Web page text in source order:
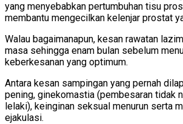
yang menyebabkan pertumbuhan tisu
membantu mengecilkan kelenjar prostat
Walau bagaimanapun, kesan rawatan
masa sehingga enam bulan sebelum
keberkesanan yang optimum.
Antara kesan sampingan yang pernah
pening, ginekomastia (pembesaran tidak
lelaki), keinginan seksual menurun serta
ejakulasi.